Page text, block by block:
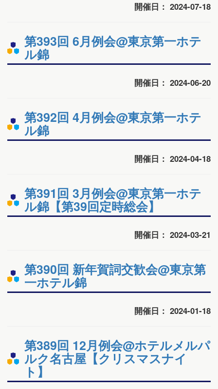
開催日： 2024-07-18
第393回 6月例会@東京第一ホテ
ル錦
開催日： 2024-06-20
第392回 4月例会@東京第一ホテ
ル錦
開催日： 2024-04-18
第391回 3月例会@東京第一ホテ
ル錦【第39回定時総会】
開催日： 2024-03-21
第390回 新年賀詞交歓会@東京第
一ホテル錦
開催日： 2024-01-18
第389回 12月例会@ホテルメルパ
ルク名古屋【クリスマスナイ
ト】